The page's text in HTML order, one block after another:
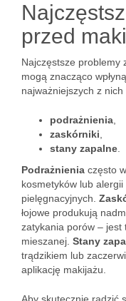
przed
Najczęstsze problemy
mogą znacząco
najważniejszych z nich
podrażnienia
zaskórniki
stany zapalne
Podrażnienia często
kosmetyków lub
pielęgnacyjnych.
łojowe produkują
zatykania porów – jest
mieszanej. Stany
trądzikiem lub
aplikację makijażu.